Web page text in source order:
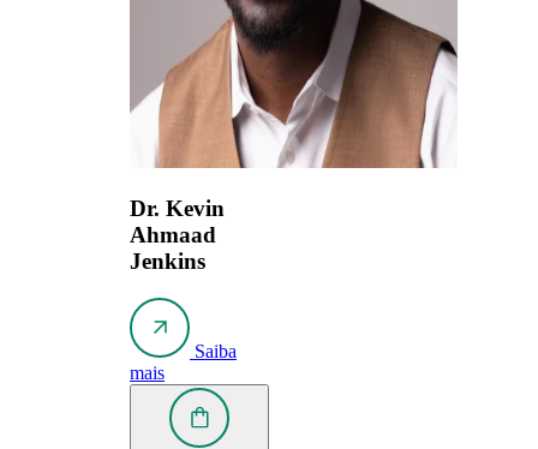
Dr. Kevin
Ahmaad
Jenkins
Saiba
mais